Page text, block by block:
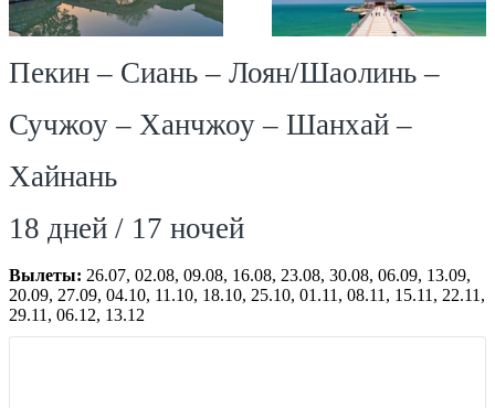
Пекин – Сиань – Лоян/Шаолинь –
Сучжоу – Ханчжоу – Шанхай –
Хайнань
18 дней / 17 ночей
Вылеты: 26.07, 02.08, 09.08, 16.08, 23.08, 30.08, 06.09, 13.09,
20.09, 27.09, 04.10, 11.10, 18.10, 25.10, 01.11, 08.11, 15.11, 22.11,
29.11, 06.12, 13.12